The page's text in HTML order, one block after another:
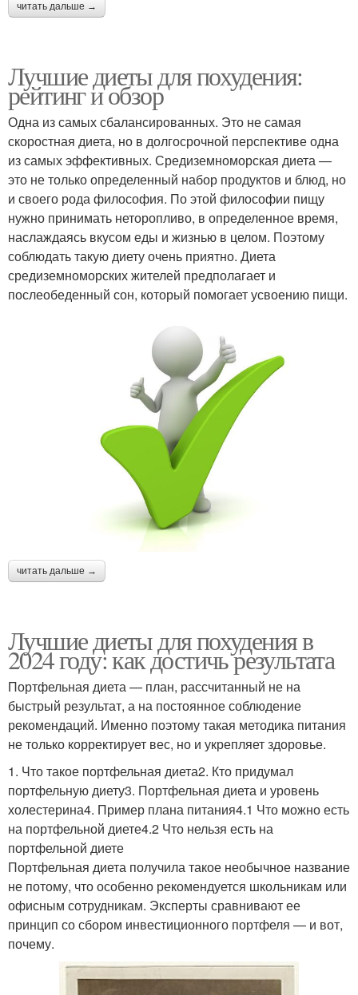
читать дальше →
Лучшие диеты для похудения:
рейтинг и обзор
Одна из самых сбалансированных. Это не самая
скоростная диета, но в долгосрочной перспективе одна
из самых эффективных. Средиземноморская диета —
это не только определенный набор продуктов и блюд, но
и своего рода философия. По этой философии пищу
нужно принимать неторопливо, в определенное время,
наслаждаясь вкусом еды и жизнью в целом. Поэтому
соблюдать такую диету очень приятно. Диета
средиземноморских жителей предполагает и
послеобеденный сон, который помогает усвоению пищи.
читать дальше →
Лучшие диеты для похудения в
2024 году: как достичь результата
Портфельная диета — план, рассчитанный не на
быстрый результат, а на постоянное соблюдение
рекомендаций. Именно поэтому такая методика питания
не только корректирует вес, но и укрепляет здоровье.
1. Что такое портфельная диета2. Кто придумал
портфельную диету3. Портфельная диета и уровень
холестерина4. Пример плана питания4.1 Что можно есть
на портфельной диете4.2 Что нельзя есть на
портфельной диете
Портфельная диета получила такое необычное название
не потому, что особенно рекомендуется школьникам или
офисным сотрудникам. Эксперты сравнивают ее
принцип со сбором инвестиционного портфеля — и вот,
почему.